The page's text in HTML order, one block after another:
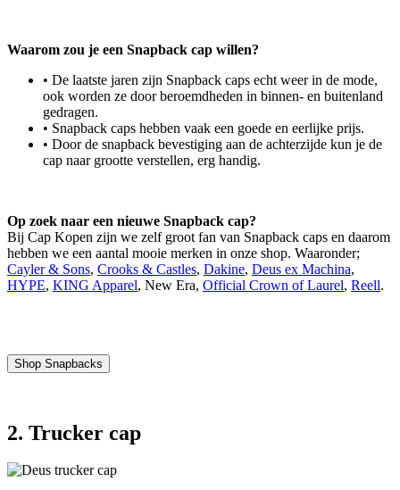
Waarom zou je een Snapback cap willen?
• De laatste jaren zijn Snapback caps echt weer in de mode,
ook worden ze door beroemdheden in binnen- en buitenland
gedragen.
• Snapback caps hebben vaak een goede en eerlijke prijs.
• Door de snapback bevestiging aan de achterzijde kun je de
cap naar grootte verstellen, erg handig.
Op zoek naar een nieuwe Snapback cap?
Bij Cap Kopen zijn we zelf groot fan van Snapback caps en daarom
hebben we een aantal mooie merken in onze shop. Waaronder;
Cayler & Sons, Crooks & Castles, Dakine, Deus ex Machina,
HYPE, KING Apparel, New Era, Official Crown of Laurel, Reell.
Shop Snapbacks
2. Trucker cap